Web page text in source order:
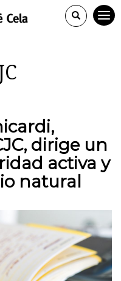
dirige un
activa y
natural